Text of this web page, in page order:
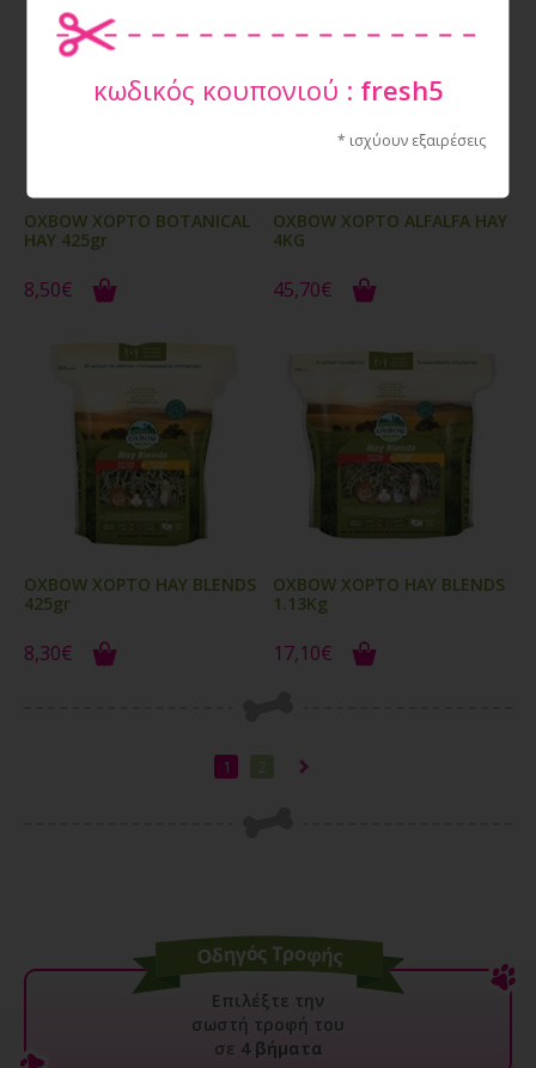
OXBOW ΧΟΡΤΟ BOTANICAL
HAY 425gr
8,50€
OXBOW ΧΟΡΤΟ ALFALFA HAY
4KG
45,70€
OXBOW ΧΟΡΤΟ HAY BLENDS
425gr
8,30€
OXBOW ΧΟΡΤΟ HAY BLENDS
1.13Kg
17,10€
1
Επιλέξτε την
σωστή τροφή του
σε 4 βήματα
κωδικός κουπονιού : fresh5
* ισχύουν εξαιρέσεις